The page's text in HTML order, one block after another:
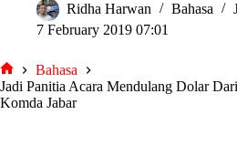
Ridha Harwan Bahasa
7 February 2019 07:01
tarjiem
Bahasa
Jadi Panitia Acara Mendulang Dolar
Komda Jabar